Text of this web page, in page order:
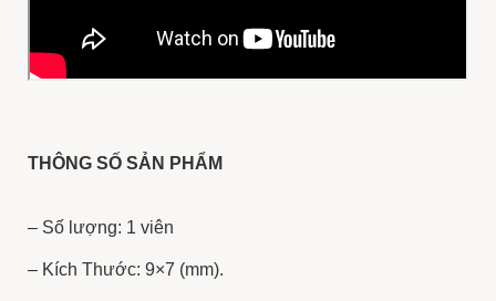
THÔNG SỐ SẢN PHẨM
– Số lượng: 1 viên
– Kích Thước: 9×7 (mm).